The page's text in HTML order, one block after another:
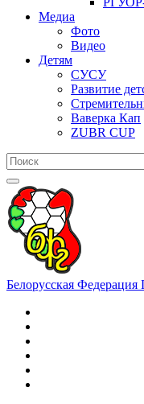
Медиа
Фото
Видео
Детям
СУСУ
Развитие
Ваверка Кап
ZUBR CUP
Белорусская Федерация